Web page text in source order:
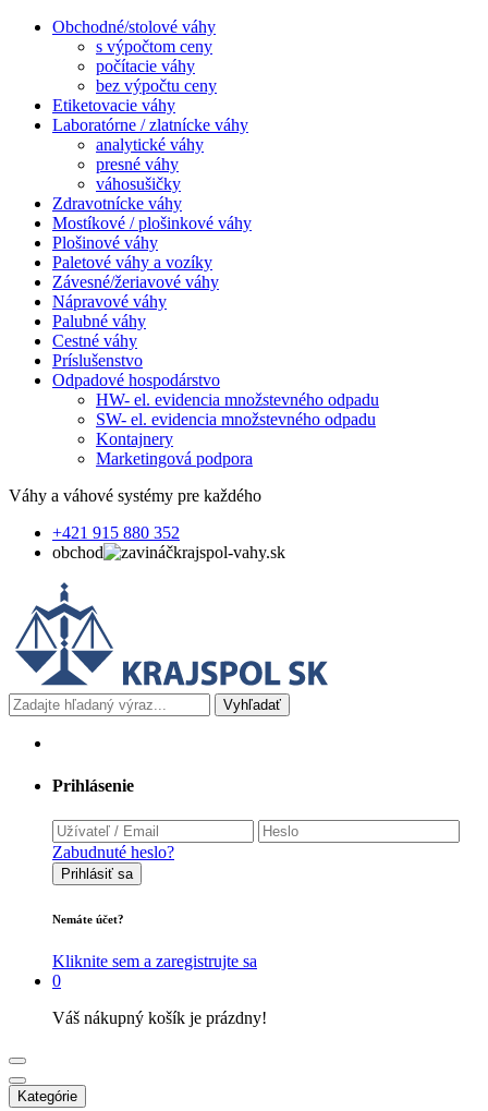
Obchodné/stolové váhy
s výpočtom ceny
počítacie váhy
bez výpočtu ceny
Etiketovacie váhy
Laboratórne / zlatnícke váhy
analytické váhy
presné váhy
váhosušičky
Zdravotnícke váhy
Mostíkové / plošinkové váhy
Plošinové váhy
Paletové váhy a vozíky
Závesné/žeriavové váhy
Nápravové váhy
Palubné váhy
Cestné váhy
Príslušenstvo
Odpadové hospodárstvo
HW- el. evidencia množstevného odpadu
SW- el. evidencia množstevného odpadu
Kontajnery
Marketingová podpora
Váhy a váhové systémy pre každého
+421 915 880 352
obchod
krajspol-vahy.sk
Vyhľadať
Prihlásenie
Zabudnuté heslo?
Prihlásiť sa
Nemáte účet?
Kliknite sem a zaregistrujte sa
0
Váš nákupný košík je prázdny!
Kategórie